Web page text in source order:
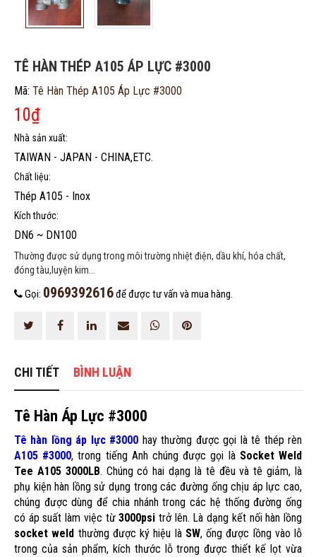
TÊ HÀN THÉP A105 ÁP LỰC #3000
Mã: Tê Hàn Thép A105 Áp Lực #3000
10₫
Nhà sản xuất:
TAIWAN - JAPAN - CHINA,ETC.
Chất liệu:
Thép A105 - Inox
Kích thước:
DN6 ~ DN100
Thường được sử dụng trong môi trường nhiệt điện, dầu khí, hóa chất,
đóng tàu,luyện kim...
Gọi: 0969392616để được tư vấn và mua hàng.
CHI TIẾT BÌNH LUẬN
Tê Hàn Áp Lực #3000
Tê hàn lồng áp lực #3000 hay thường được gọi là tê thép rèn
A105 #3000, trong tiếng Anh chúng được gọi là Socket Weld
Tee A105 3000LB. Chúng có hai dạng là tê đều và tê giảm, là
phụ kiện hàn lồng sử dụng trong các đường ống chịu áp lực cao,
chúng được dùng để chia nhánh trong các hệ thống đường ống
có áp suất làm việc từ3000psi trở lên. Là dạng kết nối hàn lồng
socket weld thường được ký hiệu là SW, ống được lồng vào lỗ
trong của sản phẩm, kích thước lỗ trong được thiết kế lọt vừa
ĐĂNG KÝ TƯ VẤN MIỄN PHÍ